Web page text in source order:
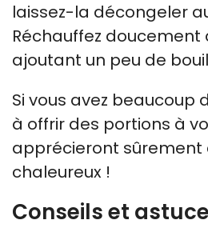
laissez-la décongeler
Réchauffez doucement
ajoutant un peu de
Si vous avez beaucoup
à offrir des portions à
apprécieront sûrement
chaleureux !
Conseils et